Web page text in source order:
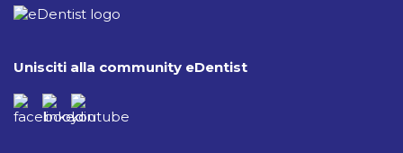
Unisciti alla community eDentist